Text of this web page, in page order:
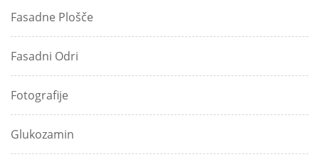
Fasadne Plošče
Fasadni Odri
Fotografije
Glukozamin